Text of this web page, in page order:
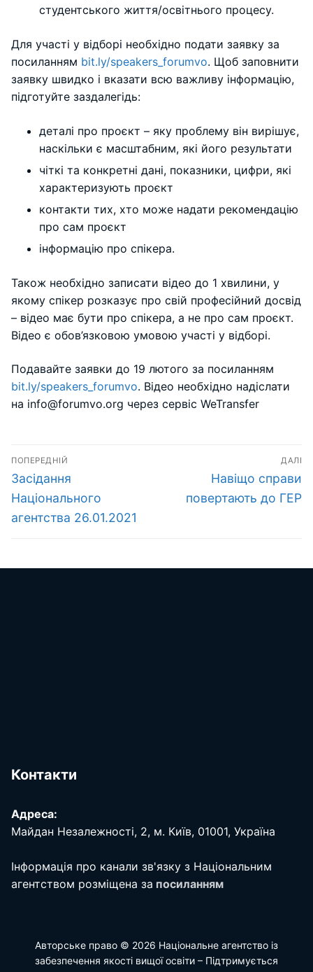
студентського життя/освітнього процесу.
Для участі у відборі необхідно подати заявку за
посиланням bit.ly/speakers_forumvo. Щоб заповнити
заявку швидко і вказати всю важливу інформацію,
підготуйте заздалегідь:
деталі про проєкт – яку проблему він вирішує,
наскільки є масштабним, які його результати
чіткі та конкретні дані, показники, цифри, які
характеризують проєкт
контакти тих, хто може надати рекомендацію
про сам проєкт
інформацію про спікера.
Також необхідно записати відео до 1 хвилини, у
якому спікер розказує про свій професійний досвід
– відео має бути про спікера, а не про сам проєкт.
Відео є обов’язковою умовою участі у відборі.
Подавайте заявки до 19 лютого за посиланням
bit.ly/speakers_forumvo. Відео необхідно надіслати
на info@forumvo.org через сервіс WeTransfer
Навігація
записів
ПОПЕРЕДНІЙ
Попередній
запис:
Засідання
Національного
агентства 26.01.2021
ДАЛІ
Наступний
запис:
Навіщо справи
повертають до ГЕР
Контакти
Адреса:
Майдан Незалежності, 2, м. Київ, 01001, Україна
Інформація про канали зв'язку з Національним
агентством розміщена за посиланням
Авторське право © 2026 Національне агентство із
забезпечення якості вищої освіти – Підтримується